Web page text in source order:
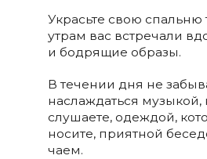
Украсьте свою спальню
утрам вас встречали
и бодрящие образы.
В течении дня не
наслаждаться музыкой,
слушаете, одеждой,
носите, приятной
чаем.